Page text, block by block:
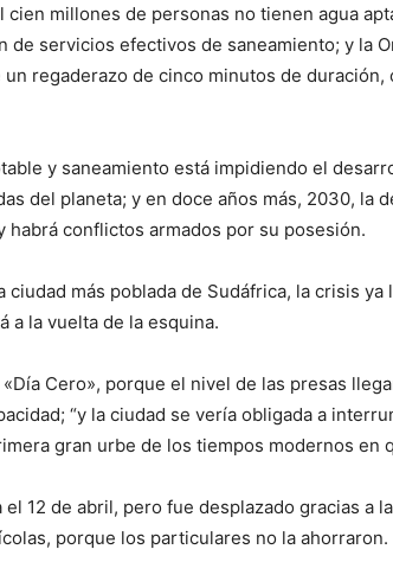
cien millones de personas no tienen agua
de servicios efectivos de saneamiento; y la
regaderazo de cinco minutos de duración,
y saneamiento está impidiendo el
del planeta; y en doce años más, 2030, la
habrá conflictos armados por su posesión.
ciudad más poblada de Sudáfrica, la crisis ya
a la vuelta de la esquina.
Cero», porque el nivel de las presas
“y la ciudad se vería obligada a
gran urbe de los tiempos modernos en
12 de abril, pero fue desplazado gracias a
porque los particulares no la ahorraron.